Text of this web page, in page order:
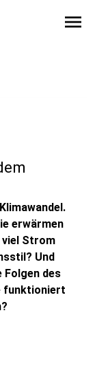
menu
erwärmen
viel Strom
Und
Folgen des
funktioniert